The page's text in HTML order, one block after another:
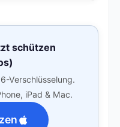
schützen
Verschlüsselung.
iPad & Mac.